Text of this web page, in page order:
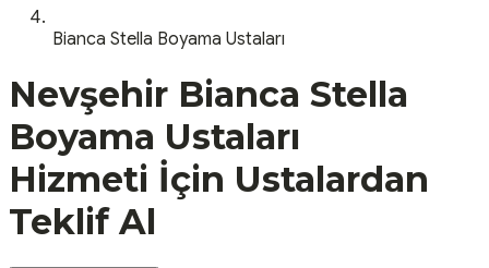
Bianca Stella Boyama Ustaları
Nevşehir Bianca Stella
Boyama Ustaları
Hizmeti İçin Ustalardan
Teklif Al